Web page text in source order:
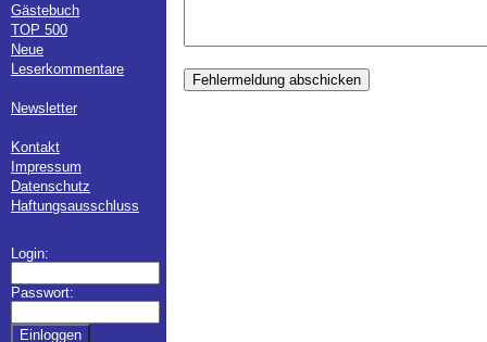
Gästebuch
TOP 500
Neue
Leserkommentare
Newsletter
Kontakt
Impressum
Datenschutz
Haftungsausschluss
Login:
Passwort:
Fehlermeldung abschicken